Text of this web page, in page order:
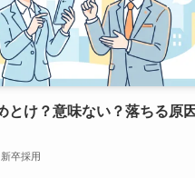
とけ？意味ない？落ちる原
卒採用